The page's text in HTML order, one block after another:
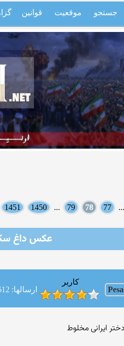
جستجو موقعیت قوانین
77
78
79
...
1450
1451
عکس داغ
کاربر
ارسالها: 6612
ایرانی مخلوط